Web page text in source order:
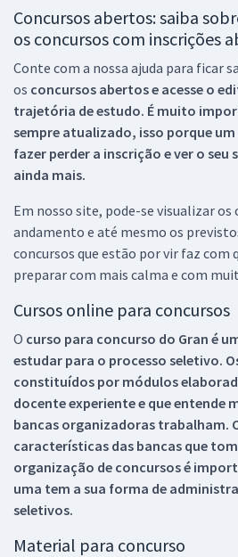
Concursos abertos: saiba
os concursos com inscrições
Conte com a nossa ajuda para ficar
os concursos abertos e acesse o
trajetória de estudo. É muito
sempre atualizado, isso porque
fazer perder a inscrição e ver o seu
ainda mais.
Em nosso site, pode-se visualizar os
andamento e até mesmo os
concursos que estão por vir faz com
preparar com mais calma e com
Cursos online para concursos
O curso para concurso do Gran é
estudar para o processo seletivo.
constituídos por módulos
docente experiente e que entende
bancas organizadoras trabalham.
características das bancas que
organização de concursos é
uma tem a sua forma de
seletivos.
Material para concurso